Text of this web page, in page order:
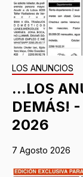
LOS ANUNCIOS
...LOS
DEMÁS! -
2026
7 Agosto 2026